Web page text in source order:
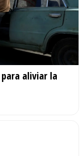
para aliviar la